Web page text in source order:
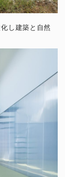
し建築と自然